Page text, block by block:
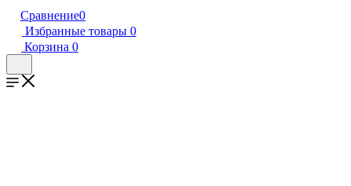
Сравнение0
Избранные товары 0
Корзина 0